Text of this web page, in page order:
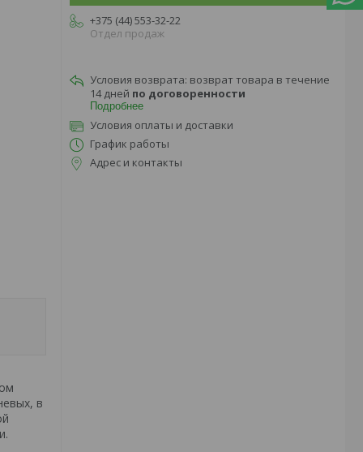
в
+375 (44) 553-32-22
Отдел продаж
возврат товара в течение
14 дней по договоренности
Подробнее
Условия оплаты и доставки
График работы
Адрес и контакты